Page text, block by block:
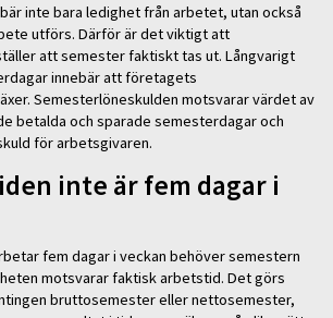
inte bara ledighet från arbetet, utan också
utförs. Därför är det viktigt att
att semester faktiskt tas ut. Långvarigt
innebär att företagets
Semesterlöneskulden motsvarar värdet av
betalda och sparade semesterdagar och
för arbetsgivaren.
inte är fem dagar i
fem dagar i veckan behöver semestern
motsvarar faktisk arbetstid. Det görs
bruttosemester eller nettosemester,